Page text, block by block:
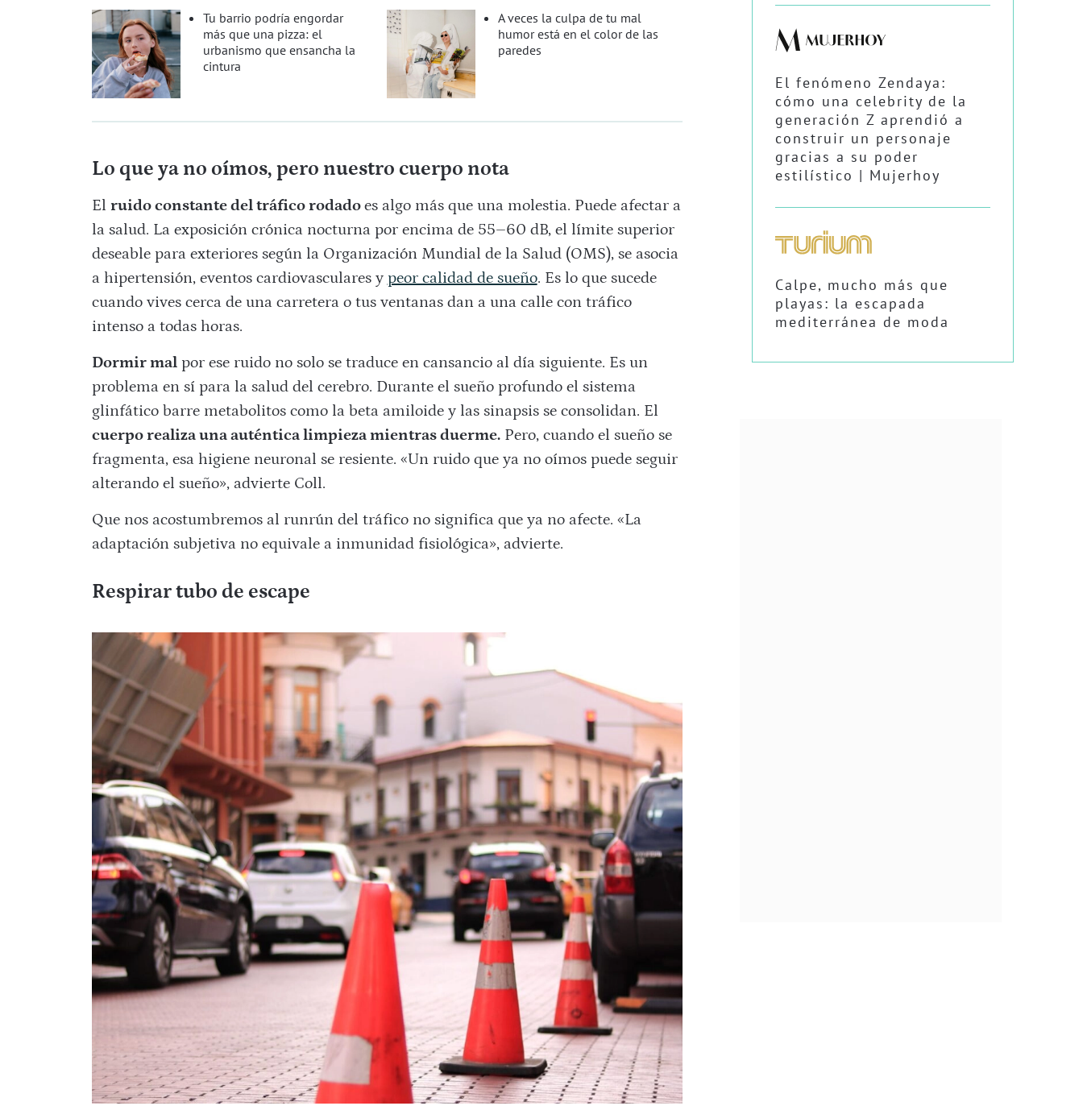
Tu barrio podría engordar
más que una pizza: el
urbanismo que ensancha la
cintura
A veces la culpa de tu mal
humor está en el color de las
paredes
Lo que ya no oímos, pero nuestro cuerpo nota
El ruido constante del tráfico rodadoes algo más que una molestia. Puede afectar a
la salud. La exposición crónica nocturna por encima de 55–60 dB, el límite superior
deseable para exteriores según la Organización Mundial de la Salud (OMS), se asocia
a hipertensión, eventos cardiovasculares y peor calidad de sueño. Es lo que sucede
cuando vives cerca de una carretera o tus ventanas dan a una calle con tráfico
intenso a todas horas.
Dormir malpor ese ruido no solo se traduce en cansancio al día siguiente. Es un
problema en sí para la salud del cerebro. Durante el sueño profundo el sistema
glinfático barre metabolitos como la beta amiloide y las sinapsis se consolidan. El
cuerpo realiza una auténtica limpieza mientras duerme.Pero, cuando el sueño se
fragmenta, esa higiene neuronal se resiente. «Un ruido que ya no oímos puede seguir
alterando el sueño», advierte Coll.
Que nos acostumbremos al runrún del tráfico no significa que ya no afecte. «La
adaptación subjetiva no equivale a inmunidad fisiológica», advierte.
Respirar tubo de escape
El fenómeno Zendaya:
cómo una celebrity de la
generación Z aprendió a
construir un personaje
gracias a su poder
estilístico | Mujerhoy
Calpe, mucho más que
playas: la escapada
mediterránea de moda